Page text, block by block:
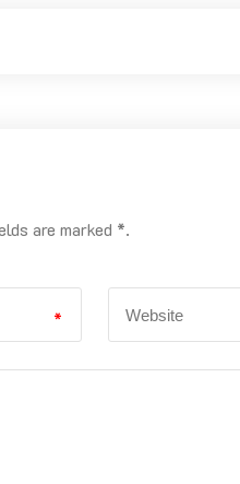
are marked *.
*